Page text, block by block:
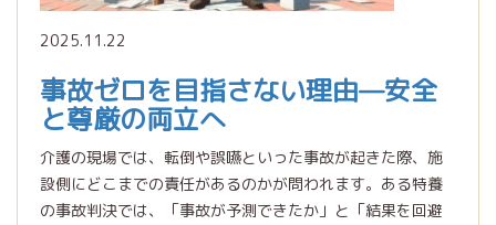
2025.11.22
事故ゼロを目指さない理由—安全
と尊厳の両立へ
介護の現場では、転倒や誤嚥といった事故が起きた際、施
設側にどこまでの責任があるのかが問われます。ある特養
の事故判決では、「事故が予測できたか」と「結果を回避